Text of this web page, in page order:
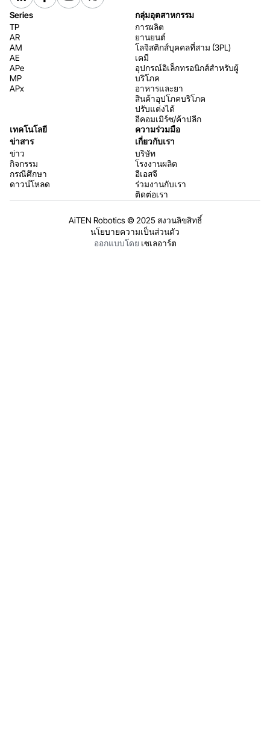
Series
TP
AR
AM
AE
APe
MP
APx
กลุ่มอุตสาหกรรม
การผลิต
ยานยนต์
โลจิสติกส์บุคคลที่สาม (3PL)
เคมี
อุปกรณ์อิเล็กทรอนิกส์สำหรับผู้
บริโภค
อาหารและยา
สินค้าอุปโภคบริโภค
ปรับแต่งได้
อีคอมเมิร์ซ/ค้าปลีก
เทคโนโลยี
ความร่วมมือ
ข่าสาร
ข่าว
กิจกรรม
กรณีศึกษา
ดาวน์โหลด
เกี่ยวกับเรา
บริษัท
โรงงานผลิต
อีเอสจี
ร่วมงานกับเรา
ติดต่อเรา
AiTEN Robotics © 2025 สงวนลิขสิทธิ์
นโยบายความเป็นส่วนตัว
ออกแบบโดย เซเลอาร์ต